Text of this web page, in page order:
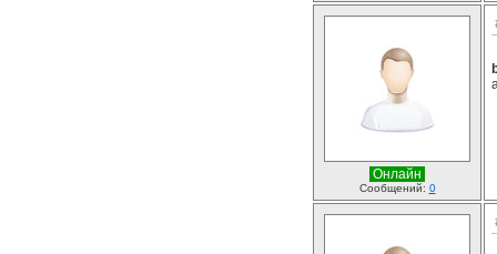
Онлайн
Сообщений: 0